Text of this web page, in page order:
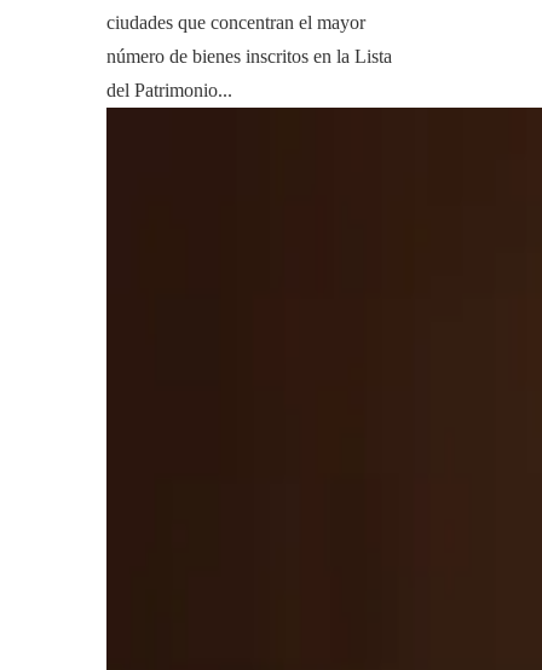
ciudades que concentran el mayor
número de bienes inscritos en la Lista
del Patrimonio...